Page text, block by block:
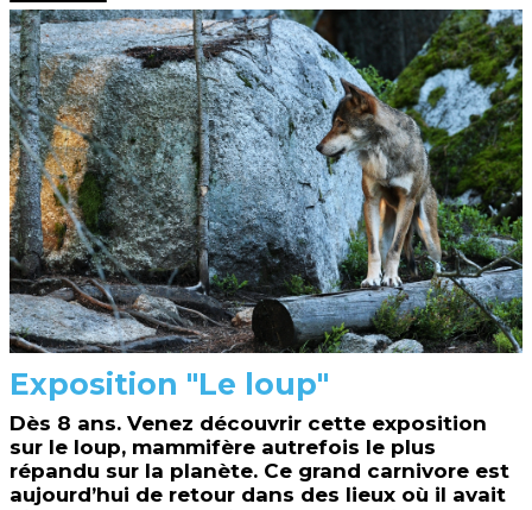
Exposition "Le loup"
Dès 8 ans. Venez découvrir cette exposition
sur le loup, mammifère autrefois le plus
répandu sur la planète. Ce grand carnivore est
aujourd’hui de retour dans des lieux où il avait